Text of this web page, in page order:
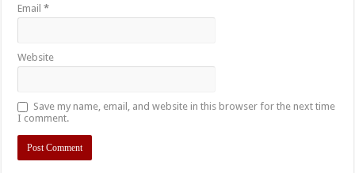
Email*
Website
Save my name, email, and website in this browser for the next time
I comment.